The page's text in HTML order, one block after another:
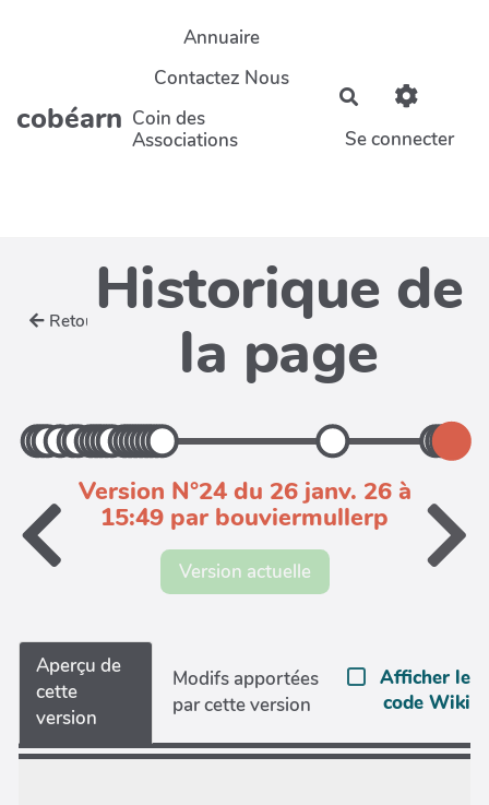
Aller au contenu principal
cobéarn
Annuaire
Contactez Nous
Coin des
Associations
Rechercher
Se connecter
Retour Historique de
la page
Version N°24 du 26 janv. 26 à
15:49 par bouviermullerp
Version actuelle
Aperçu de
cette
version
Modifs apportées
par cette version
Afficher le
code Wiki